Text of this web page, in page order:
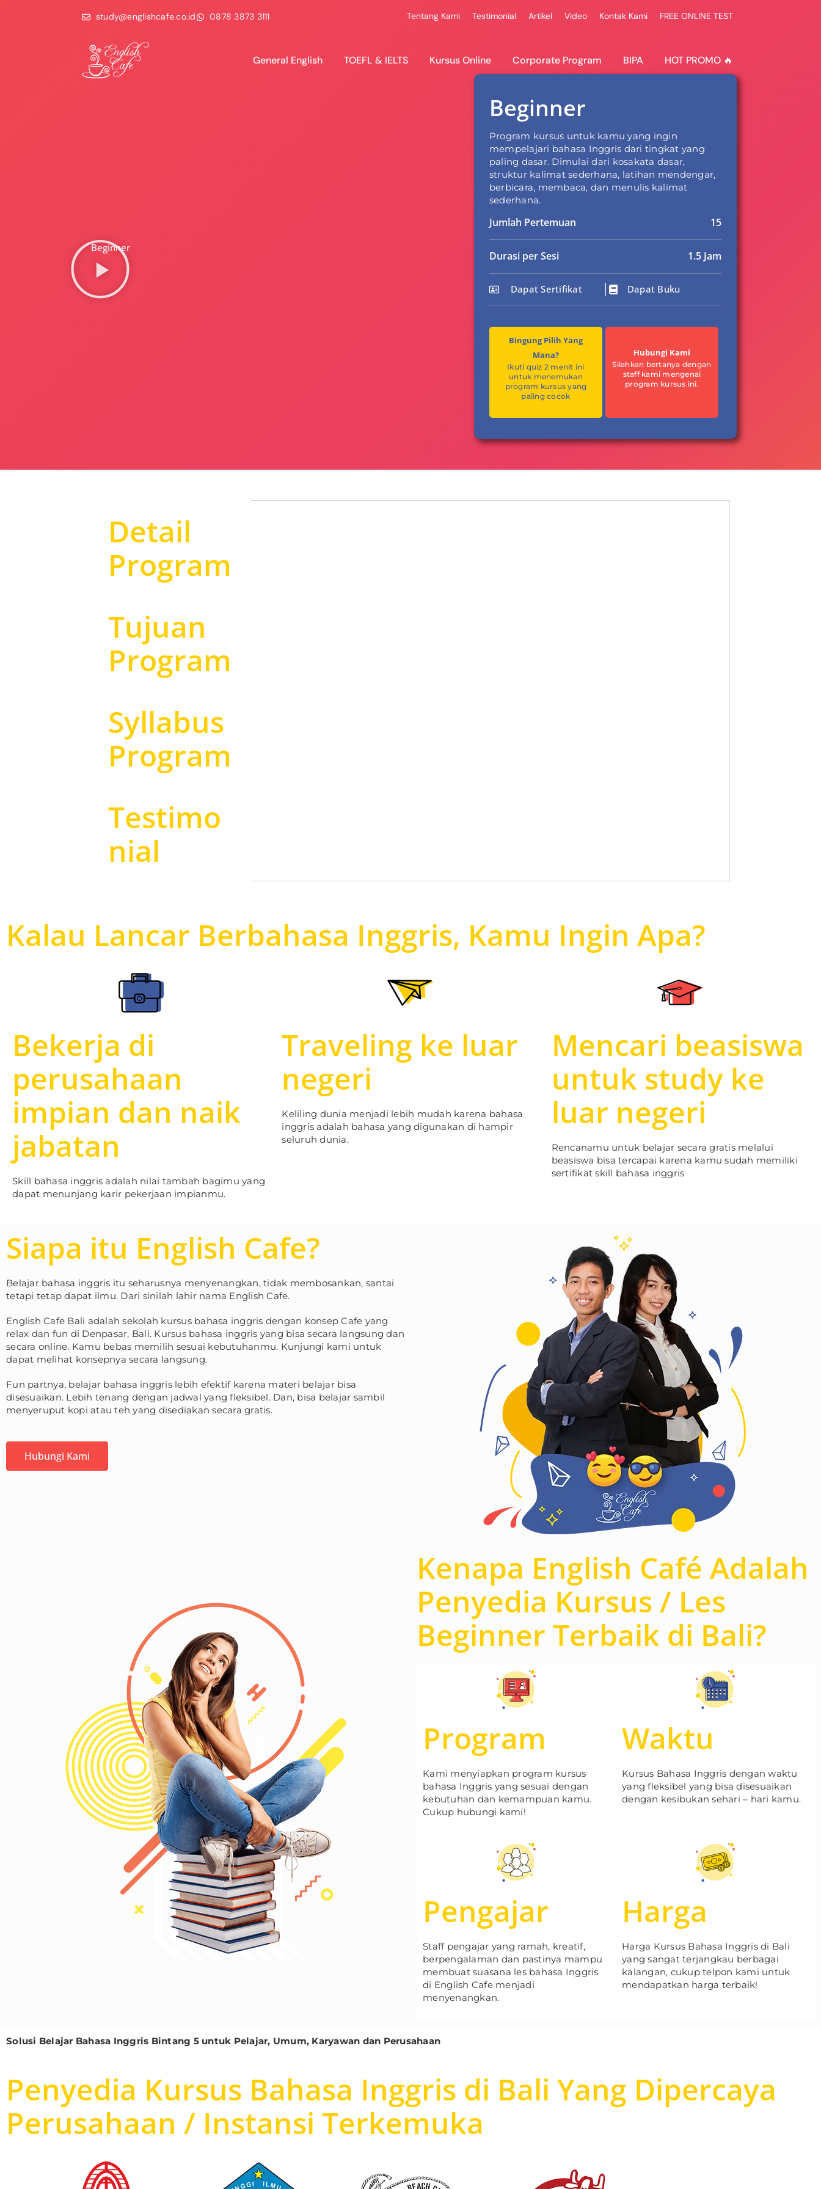
study@englishcafe.co.id 0878 3873 3111 Tentang Kami Testimonial Artikel Video Kontak Kami FREE ONLINE TEST
General English TOEFL & IELTS Kursus Online Corporate Program BIPA HOT PROMO 🔥
Beginner
Beginner
Program kursus untuk kamu yang ingin
mempelajari bahasa Inggris dari tingkat yang
paling dasar. Dimulai dari kosakata dasar,
struktur kalimat sederhana, latihan mendengar,
berbicara, membaca, dan menulis kalimat
sederhana.
Jumlah Pertemuan 15
Durasi per Sesi 1.5 Jam
Dapat Sertifikat Dapat Buku
Bingung Pilih Yang
Mana?
Ikuti quiz 2 menit ini
untuk menemukan
program kursus yang
paling cocok
Hubungi Kami
Silahkan bertanya dengan
staff kami mengenai
program kursus ini.
Detail
Program
Tujuan
Program
Syllabus
Program
Testimo
nial
Kalau Lancar Berbahasa Inggris, Kamu Ingin Apa?
Bekerja di
perusahaan
impian dan naik
jabatan
Skill bahasa inggris adalah nilai tambah bagimu yang
dapat menunjang karir pekerjaan impianmu.
Traveling ke luar
negeri
Keliling dunia menjadi lebih mudah karena bahasa
inggris adalah bahasa yang digunakan di hampir
seluruh dunia.
Mencari beasiswa
untuk study ke
luar negeri
Rencanamu untuk belajar secara gratis melalui
beasiswa bisa tercapai karena kamu sudah memiliki
sertifikat skill bahasa inggris
Siapa itu English Cafe?
Belajar bahasa inggris itu seharusnya menyenangkan, tidak membosankan, santai
tetapi tetap dapat ilmu. Dari sinilah lahir nama English Cafe.
English Cafe Bali adalah sekolah kursus bahasa inggris dengan konsep Cafe yang
relax dan fun di Denpasar, Bali. Kursus bahasa inggris yang bisa secara langsung dan
secara online. Kamu bebas memilih sesuai kebutuhanmu. Kunjungi kami untuk
dapat melihat konsepnya secara langsung.
Fun partnya, belajar bahasa inggris lebih efektif karena materi belajar bisa
disesuaikan. Lebih tenang dengan jadwal yang fleksibel. Dan, bisa belajar sambil
menyeruput kopi atau teh yang disediakan secara gratis.
Hubungi Kami
Kenapa English Café Adalah
Penyedia Kursus / Les
Beginner Terbaik di Bali?
Program
Kami menyiapkan program kursus
bahasa Inggris yang sesuai dengan
kebutuhan dan kemampuan kamu.
Cukup hubungi kami!
Waktu
Kursus Bahasa Inggris dengan waktu
yang fleksibel yang bisa disesuaikan
dengan kesibukan sehari – hari kamu.
Pengajar
Staff pengajar yang ramah, kreatif,
berpengalaman dan pastinya mampu
membuat suasana les bahasa Inggris
di English Cafe menjadi
menyenangkan.
Harga
Harga Kursus Bahasa Inggris di Bali
yang sangat terjangkau berbagai
kalangan, cukup telpon kami untuk
mendapatkan harga terbaik!
Solusi Belajar Bahasa Inggris Bintang 5 untuk Pelajar, Umum, Karyawan dan Perusahaan
Penyedia Kursus Bahasa Inggris di Bali Yang Dipercaya
Perusahaan / Instansi Terkemuka